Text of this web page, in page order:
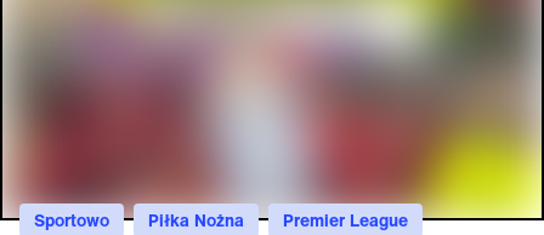
Sportowo Piłka Nożna
Premier League